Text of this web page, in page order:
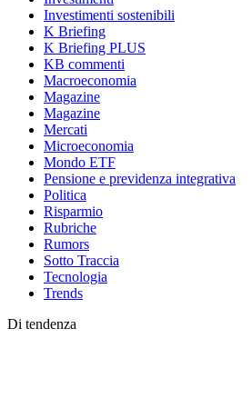
Investimenti sostenibili
K Briefing
K Briefing PLUS
KB commenti
Macroeconomia
Magazine
Magazine
Mercati
Microeconomia
Mondo ETF
Pensione e previdenza integrativa
Politica
Risparmio
Rubriche
Rumors
Sotto Traccia
Tecnologia
Trends
Di tendenza